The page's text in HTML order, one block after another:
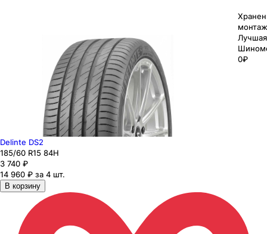
0₽
Delinte DS2
185/60 R15 84H
3 740 ₽
14 960 ₽ за 4 шт.
В корзину